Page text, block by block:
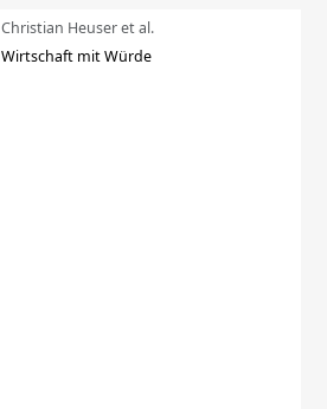
Christian Heuser et al.
Wirtschaft mit Würde